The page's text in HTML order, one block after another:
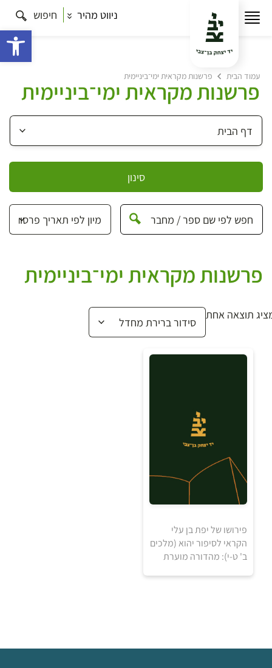
ניווט מהיר חיפוש
עמוד הבית פרשנות מקראית ימי־ביניימית
פרשנות מקראית ימי־ביניימית
סינון
פרשנות מקראית ימי־ביניימית
תוצאה אחת
20
למידע ולרכישה
פירושו של יפת בן עלי
הקראי לסיפור יהוא (מלכים
ב' ט-י): מהדורה מוערת